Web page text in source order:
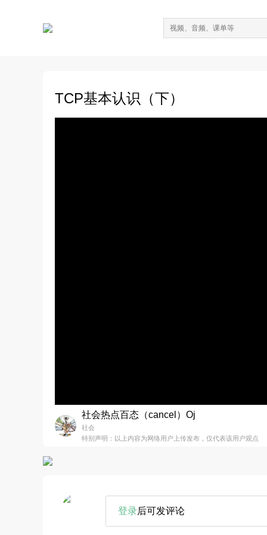
TCP基本认识（下）
社会热点百态（cancel）Oj
社会
特别声明：以上内容为网络用户上传发布，仅代表该用户观点
登录后可发评论